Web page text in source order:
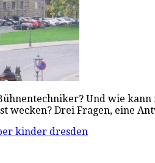
Und wie
wecken? Drei Fragen, eine
kinder dresden